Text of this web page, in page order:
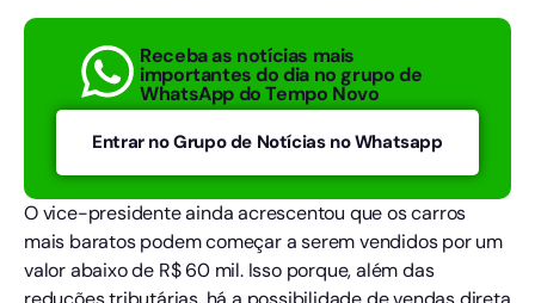
Receba as notícias mais
importantes do dia no grupo de
WhatsApp do Tempo Novo
Entrar no Grupo de Notícias no Whatsapp
O vice-presidente ainda acrescentou que os carros
mais baratos podem começar a serem vendidos por um
valor abaixo de R$ 60 mil. Isso porque, além das